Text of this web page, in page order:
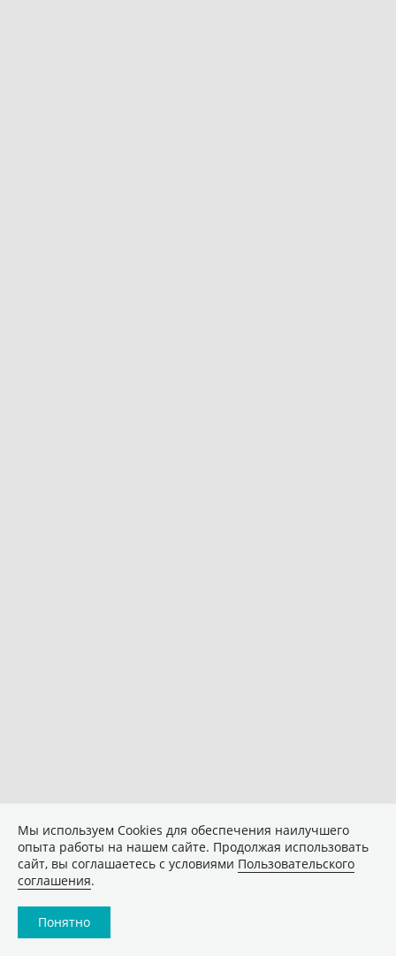
Мы используем Сookies для обеспечения наилучшего
опыта работы на нашем сайте. Продолжая использовать
сайт, вы соглашаетесь с условиями Пользовательского
соглашения.
Понятно